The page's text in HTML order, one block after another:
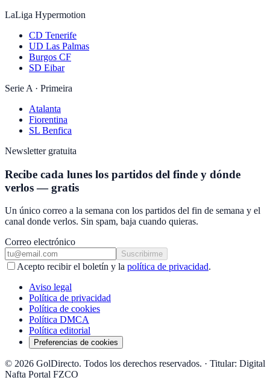
LaLiga Hypermotion
CD Tenerife
UD Las Palmas
Burgos CF
SD Eibar
Serie A · Primeira
Atalanta
Fiorentina
SL Benfica
Newsletter gratuita
Recibe cada lunes los partidos del finde y dónde
verlos — gratis
Un único correo a la semana con los partidos del fin de semana y el
canal donde verlos. Sin spam, baja cuando quieras.
Correo electrónico
Suscribirme
Acepto recibir el boletín y la política de privacidad.
Aviso legal
Política de privacidad
Política de cookies
Política DMCA
Política editorial
Preferencias de cookies
© 2026 GolDirecto. Todos los derechos reservados. · Titular: Digital
Nafta Portal FZCO